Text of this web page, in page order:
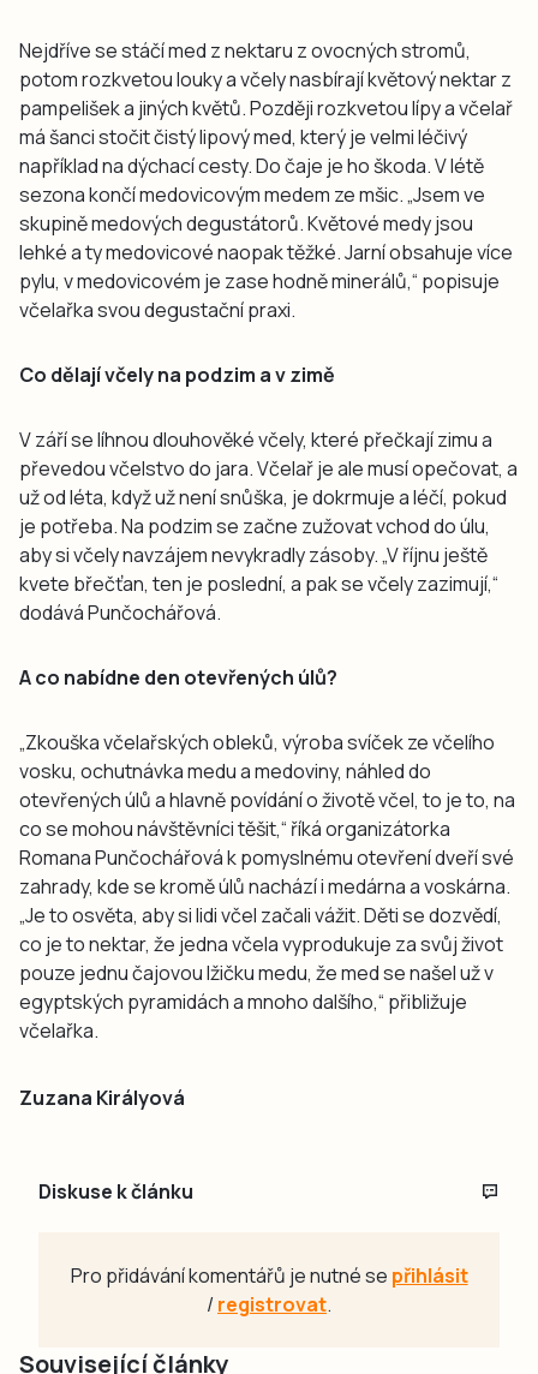
Nejdříve se stáčí med z nektaru z ovocných stromů,
potom rozkvetou louky a včely nasbírají květový nektar z
pampelišek a jiných květů. Později rozkvetou lípy a včelař
má šanci stočit čistý lipový med, který je velmi léčivý
například na dýchací cesty. Do čaje je ho škoda. V létě
sezona končí medovicovým medem ze mšic. „Jsem ve
skupině medových degustátorů. Květové medy jsou
lehké a ty medovicové naopak těžké. Jarní obsahuje více
pylu, v medovicovém je zase hodně minerálů,“ popisuje
včelařka svou degustační praxi.
Co dělají včely na podzim a v zimě
V září se líhnou dlouhověké včely, které přečkají zimu a
převedou včelstvo do jara. Včelař je ale musí opečovat, a
už od léta, když už není snůška, je dokrmuje a léčí, pokud
je potřeba. Na podzim se začne zužovat vchod do úlu,
aby si včely navzájem nevykradly zásoby. „V říjnu ještě
kvete břečťan, ten je poslední, a pak se včely zazimují,“
dodává Punčochářová.
A co nabídne den otevřených úlů?
„Zkouška včelařských obleků, výroba svíček ze včelího
vosku, ochutnávka medu a medoviny, náhled do
otevřených úlů a hlavně povídání o životě včel, to je to, na
co se mohou návštěvníci těšit,“ říká organizátorka
Romana Punčochářová k pomyslnému otevření dveří své
zahrady, kde se kromě úlů nachází i medárna a voskárna.
„Je to osvěta, aby si lidi včel začali vážit. Děti se dozvědí,
co je to nektar, že jedna včela vyprodukuje za svůj život
pouze jednu čajovou lžičku medu, že med se našel už v
egyptských pyramidách a mnoho dalšího,“ přibližuje
včelařka.
Zuzana Királyová
Diskuse k článku
Pro přidávání komentářů je nutné se přihlásit
/registrovat.
Související články